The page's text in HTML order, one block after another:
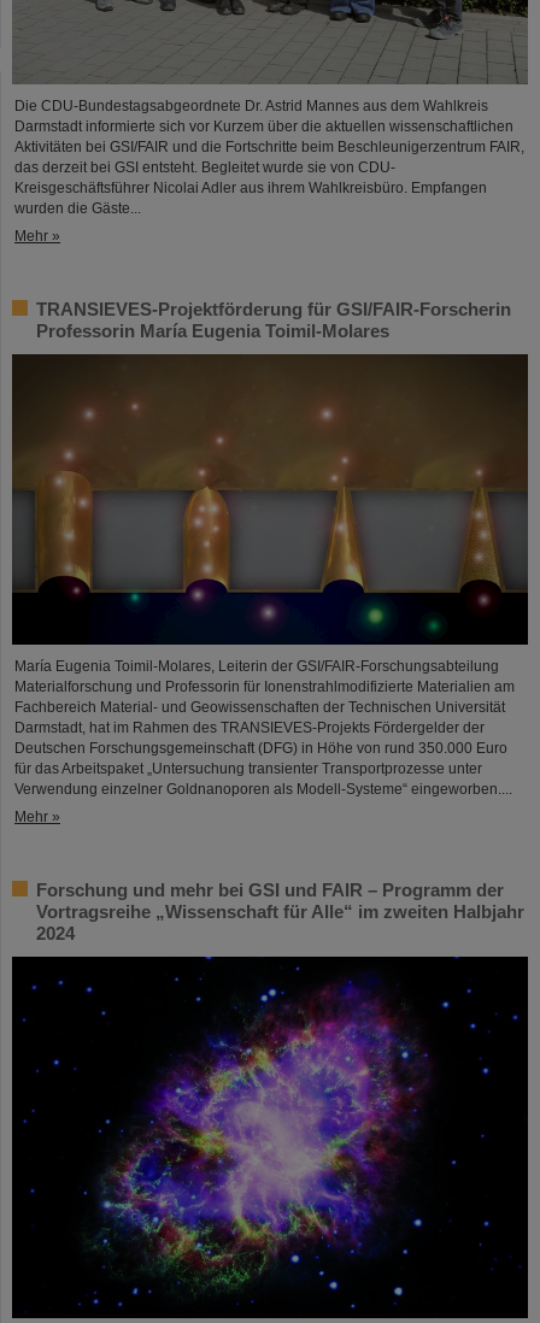
Die CDU-Bundestagsabgeordnete Dr. Astrid Mannes aus dem Wahlkreis
Darmstadt informierte sich vor Kurzem über die aktuellen wissenschaftlichen
Aktivitäten bei GSI/FAIR und die Fortschritte beim Beschleunigerzentrum FAIR,
das derzeit bei GSI entsteht. Begleitet wurde sie von CDU-
Kreisgeschäftsführer Nicolai Adler aus ihrem Wahlkreisbüro. Empfangen
wurden die Gäste...
Mehr »
TRANSIEVES-Projektförderung für GSI/FAIR-Forscherin
Professorin María Eugenia Toimil-Molares
María Eugenia Toimil-Molares, Leiterin der GSI/FAIR-Forschungsabteilung
Materialforschung und Professorin für Ionenstrahlmodifizierte Materialien am
Fachbereich Material- und Geowissenschaften der Technischen Universität
Darmstadt, hat im Rahmen des TRANSIEVES-Projekts Fördergelder der
Deutschen Forschungsgemeinschaft (DFG) in Höhe von rund 350.000 Euro
für das Arbeitspaket „Untersuchung transienter Transportprozesse unter
Verwendung einzelner Goldnanoporen als Modell-Systeme“ eingeworben....
Mehr »
Forschung und mehr bei GSI und FAIR – Programm der
Vortragsreihe „Wissenschaft für Alle“ im zweiten Halbjahr
2024